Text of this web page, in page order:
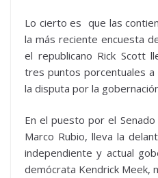
Lo cierto es que las
la más reciente encuesta
el republicano Rick Scott
tres puntos porcentuales a
la disputa por la
En el puesto por el
Marco Rubio, lleva la
independiente y actual
demócrata Kendrick Meek,